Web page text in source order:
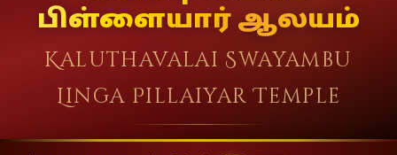
பிள்ளையார் ஆலயம்
Kaluthavalai Swayambu
Linga Pillaiyar Temple